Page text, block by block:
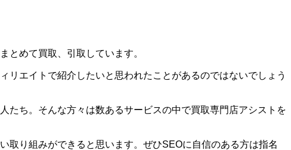
とめて買取、引取しています。
リエイトで紹介したいと思われたことがあるのではないでしょう
たち。そんな方々は数あるサービスの中で買取専門店アシストを
取り組みができると思います。ぜひSEOに自信のある方は指名